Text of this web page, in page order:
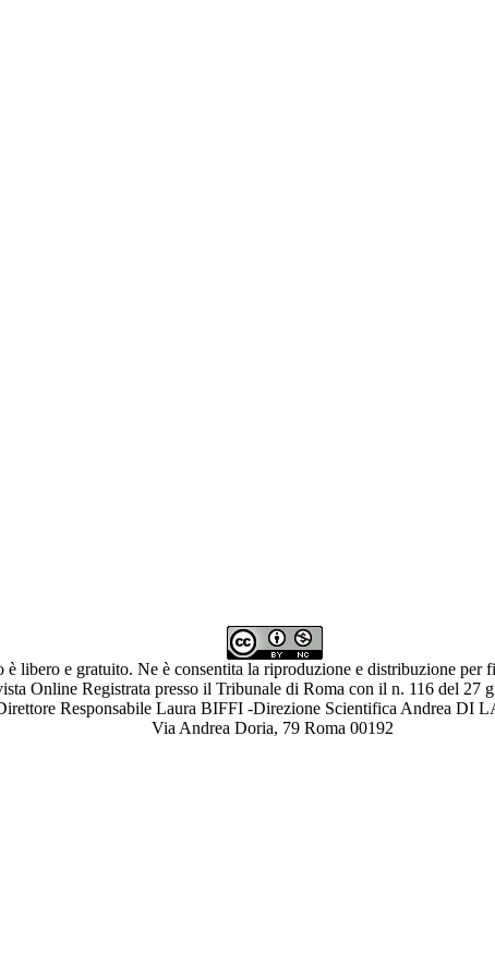
è libero e gratuito. Ne è consentita la riproduzione e distribuzione per
Online Registrata presso il Tribunale di Roma con il n. 116 del 27
Responsabile Laura BIFFI -Direzione Scientifica Andrea
Via Andrea Doria, 79 Roma 00192